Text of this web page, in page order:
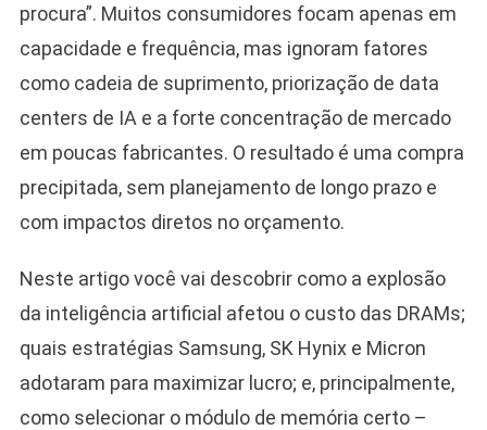
procura”. Muitos consumidores focam apenas em
capacidade e frequência, mas ignoram fatores
como cadeia de suprimento, priorização de data
centers de IA e a forte concentração de mercado
em poucas fabricantes. O resultado é uma compra
precipitada, sem planejamento de longo prazo e
com impactos diretos no orçamento.
Neste artigo você vai descobrir como a explosão
da inteligência artificial afetou o custo das DRAMs;
quais estratégias Samsung, SK Hynix e Micron
adotaram para maximizar lucro; e, principalmente,
como selecionar o módulo de memória certo –